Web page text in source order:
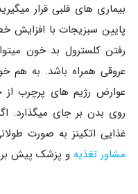
بیماری های قلبی قرار
پایین سبزیجات با افزایش
رفتن کلسترول بد خون
عروقی همراه باشد. به هم
عوارض رژیم های پرچرب
روی بدن بر جای میگذارد.
غذایی اتکینز به صورت
مشاور تغذیهو پزشک پیش